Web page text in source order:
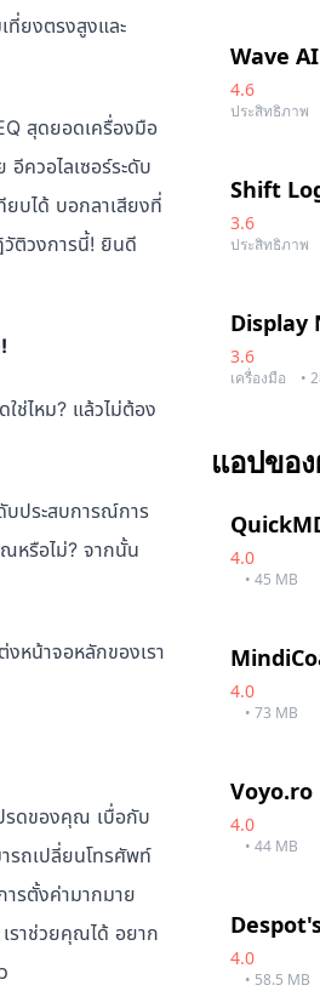
ที่ยงตรงสูงและ
สุดยอดเครื่องมือ
ควอไลเซอร์ระดับ
บได้ บอกลาเสียงที่
วัติวงการนี้! ยินดี
ช่ไหม? แล้วไม่ต้อง
บประสบการณ์การ
หรือไม่? จากนั้น
งหน้าจอหลักของเรา
รดของคุณ เบื่อกับ
รถเปลี่ยนโทรศัพท์
รตั้งค่ามากมาย
ราช่วยคุณได้ อยาก
Wave
4.6
ประสิทธิภาพ
Shift
3.6
ประสิทธิภาพ
Display
3.6
เครื่องมือ •
แอปขอ
4.0
• 45 MB
4.0
• 73 MB
Voyo.ro
4.0
• 44 MB
4.0
• 58.5 MB